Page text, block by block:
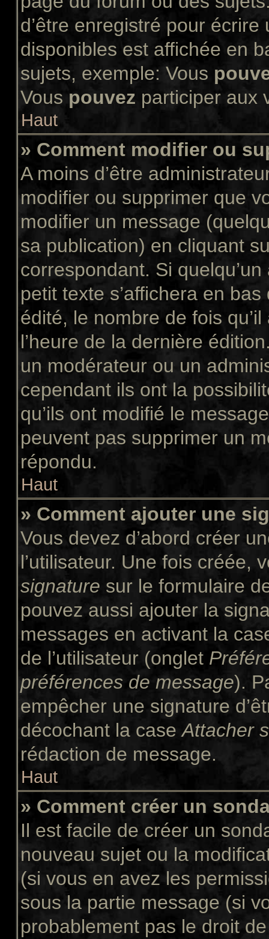
d’être enregistré pour
disponibles est affichée en
sujets, exemple: Vous
Vous pouvez participer aux
Haut
» Comment modifier ou
A moins d’être
modifier ou supprimer que
modifier un message
sa publication) en cliquant
correspondant. Si
petit texte s’affichera en
édité, le nombre de fois
l’heure de la dernière
un modérateur ou un
cependant ils ont la
qu’ils ont modifié le
peuvent pas supprimer un
répondu.
Haut
» Comment ajouter une
Vous devez d’abord créer
l’utilisateur. Une fois créée,
signature sur le formulaire
pouvez aussi ajouter la
messages en activant la
de l’utilisateur (onglet
préférences de message).
empêcher une signature
décochant la caseAttacher
rédaction de message.
Haut
» Comment créer un
Il est facile de créer un
nouveau sujet ou la
(si vous en avez les
sous la partie message (si
probablement pas le droit